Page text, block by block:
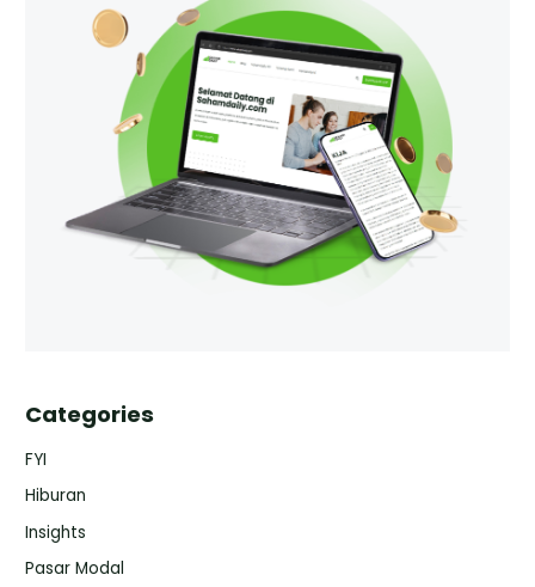
Categories
FYI
Hiburan
Insights
Pasar Modal